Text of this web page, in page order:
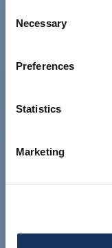
Selection
Necessary
Preferences
Statistics
Marketing